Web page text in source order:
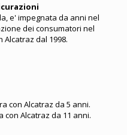
e' impegnata da anni nel
dei consumatori nel
dal 1998.
con Alcatraz da 5 anni.
con Alcatraz da 11 anni.